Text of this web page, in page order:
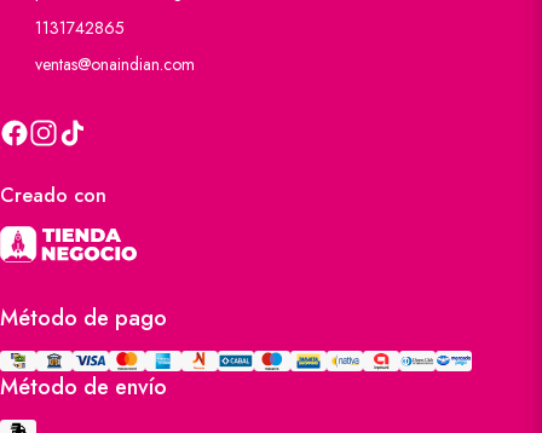
1131742865
ventas@onaindian.com
Creado con
Método de pago
Método de envío